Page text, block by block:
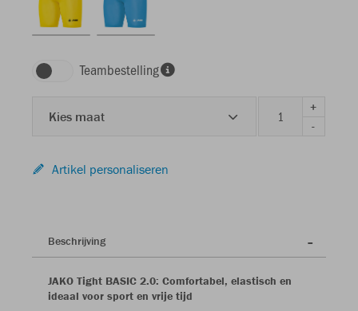
Teambestelling
Kies maat
+
-
Artikel personaliseren
Beschrijving
JAKO Tight BASIC 2.0: Comfortabel, elastisch en
ideaal voor sport en vrije tijd